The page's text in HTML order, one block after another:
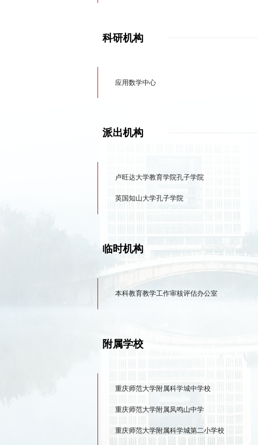
科研机构
应用数学中心
派出机构
卢旺达大学教育学院孔子学院
英国知山大学孔子学院
临时机构
本科教育教学工作审核评估办公室
附属学校
重庆师范大学附属科学城中学校
重庆师范大学附属凤鸣山中学
重庆师范大学附属科学城第二小学校